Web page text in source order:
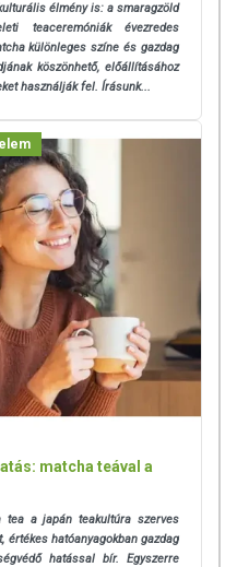
élmény is: a smaragzöld
teaceremóniák évezredes
különleges színe és gazdag
köszönhető, előállításához
használják fel. Írásunk...
matcha teával a
tea a japán teakultúra szerves
értékes hatóanyagokban gazdag
hatással bír. Egyszerre